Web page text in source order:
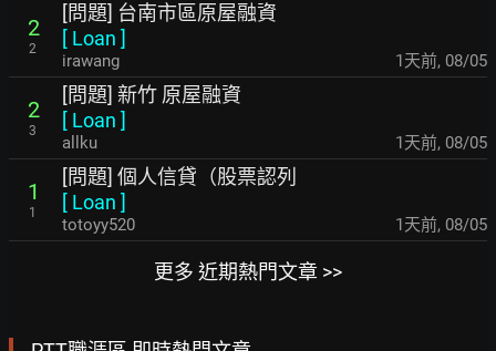
2
2
[問題] 台南市區原屋融資
[ Loan ]
irawang 1天前, 08/05
2
3
[問題] 新竹 原屋融資
[ Loan ]
allku 1天前, 08/05
1
1
[問題] 個人信貸（股票認列
[ Loan ]
totoyy520 1天前, 08/05
更多 近期熱門文章 >>